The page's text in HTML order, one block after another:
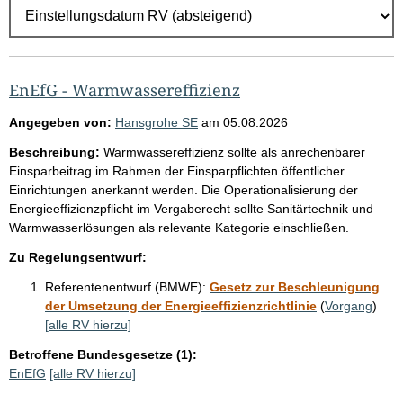
g
e
b
n
s
s
e
p
r
i
EnEfG - Warmwassereffizienz
Angegeben von: Hansgrohe SE am 05.08.2026
Beschreibung: Warmwassereffizienz sollte als anrechenbarer
Einsparbeitrag im Rahmen der Einsparpflichten öffentlicher
Einrichtungen anerkannt werden. Die Operationalisierung der
Energieeffizienzpflicht im Vergaberecht sollte Sanitärtechnik und
Warmwasserlösungen als relevante Kategorie einschließen.
Zu Regelungsentwurf:
Referentenentwurf (BMWE): Gesetz zur Beschleunigung
der Umsetzung der Energieeffizienzrichtlinie (Vorgang)
[alle RV hierzu]
Betroffene Bundesgesetze (1):
EnEfG [alle RV hierzu]